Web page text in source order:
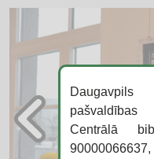
Centrālā